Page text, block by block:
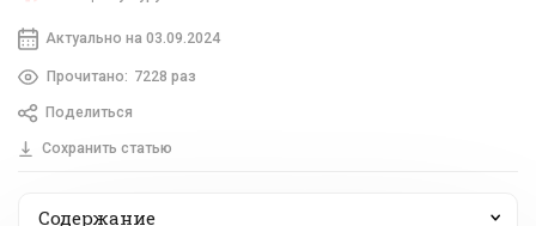
Актуально на 03.09.2024
Прочитано: 7228 раз
Поделиться
Сохранить статью
Содержание